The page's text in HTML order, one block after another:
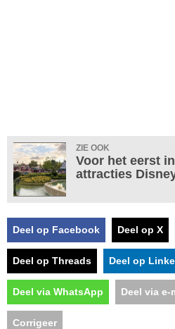
ZIE OOK
Voor het eerst
attracties
Deel op Facebook Deel op X
Deel op Threads Deel op
Deel via WhatsApp Deel via e-
Corrigeer